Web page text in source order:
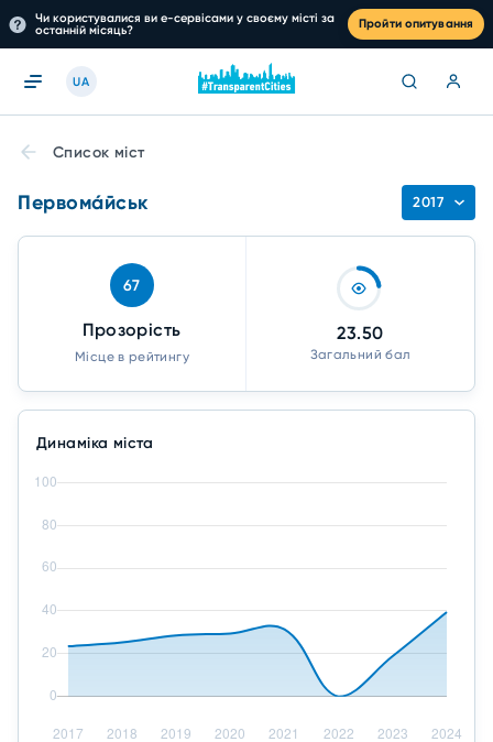
Чи користувалися ви е-сервісами у своєму місті за
останній місяць?
Пройти опитування
UA
Список міст
Первома́йськ 2017
67
Прозорість
Місце в рейтингу
23.50
Загальний бал
Динаміка міста